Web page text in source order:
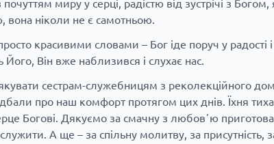
миру у серці, радістю від зустрічі з
вона ніколи не є самотньою.
красивими словами – Бог іде поруч у радості і
Він вже наблизився і слухає нас.
сестрам-служебницям з реколекційного
про наш комфорт протягом цих днів. Їхня тиха
Богові. Дякуємо за смачну з любовʼю
А ще – за спільну молитву, за присутність,